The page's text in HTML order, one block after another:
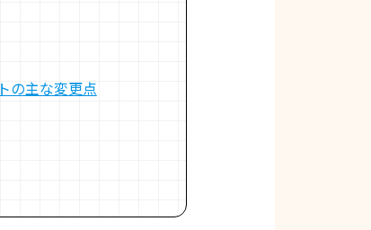
の主な変更点